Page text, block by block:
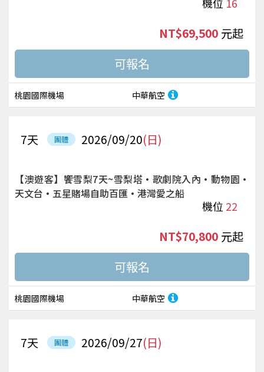
桃園國際機場 中華航空
NT$69,500 起
團體 2026/09/20(日)
7天
【澳遊客】饗雪梨7天~雪梨塔·歌劇院入內·動物園·
天文台·五星賭場自助百匯·港灣愛之船
機位 22
桃園國際機場 中華航空
NT$70,800 起
團體 2026/09/27(日)
7天